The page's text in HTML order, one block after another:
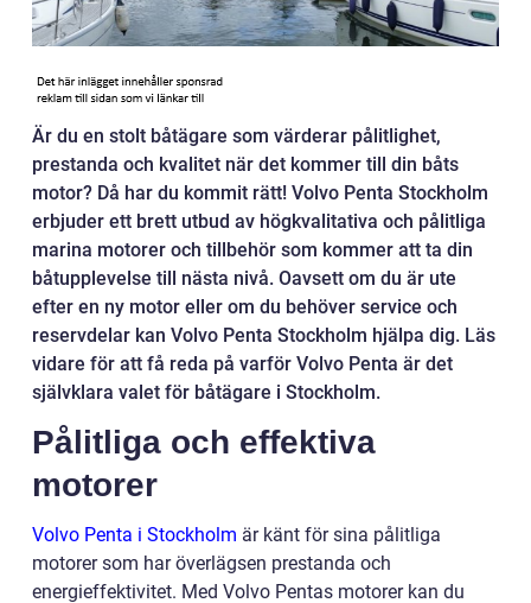
Är du en stolt båtägare som värderar pålitlighet,
prestanda och kvalitet när det kommer till din båts
motor? Då har du kommit rätt! Volvo Penta Stockholm
erbjuder ett brett utbud av högkvalitativa och pålitliga
marina motorer och tillbehör som kommer att ta din
båtupplevelse till nästa nivå. Oavsett om du är ute
efter en ny motor eller om du behöver service och
reservdelar kan Volvo Penta Stockholm hjälpa dig. Läs
vidare för att få reda på varför Volvo Penta är det
självklara valet för båtägare i Stockholm.
Pålitliga och effektiva
motorer
Volvo Penta i Stockholm är känt för sina pålitliga
motorer som har överlägsen prestanda och
energieffektivitet. Med Volvo Pentas motorer kan du